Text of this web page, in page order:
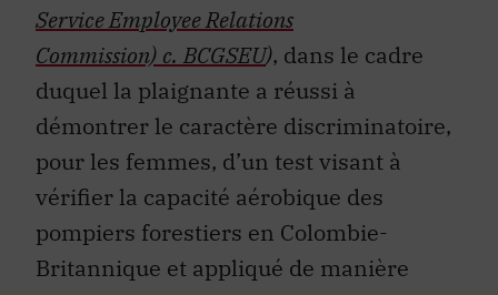
Service Employee Relations
Commission) c. BCGSEU), dans le cadre
duquel la plaignante a réussi à
démontrer le caractère discriminatoire,
pour les femmes, d’un test visant à
vérifier la capacité aérobique des
pompiers forestiers en Colombie-
Britannique et appliqué de manière